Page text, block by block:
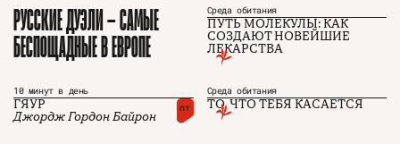
РУССКИЕ ДУЭЛИ — САМЫЕ
БЕСПОЩАДНЫЕ В ЕВРОПЕ
Среда обитания
ПУТЬ МОЛЕКУЛЫ: КАК
СОЗДАЮТ НОВЕЙШИЕ
ЛЕКАРСТВА
10 минут в день
ГЯУР
Джордж Гордон Байрон
пт
Среда обитания
ТО, ЧТО ТЕБЯ КАСАЕТСЯ
О проекте
Журнал
ЧТИВО ДОМ
VK